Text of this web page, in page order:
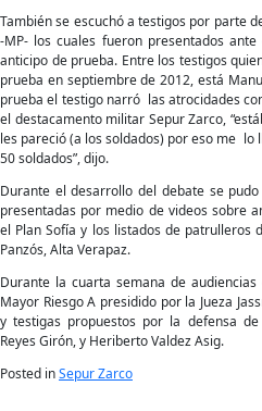
También se escuchó a testigos por parte
-MP- los cuales fueron presentados
anticipo de prueba. Entre los testigos
prueba en septiembre de 2012, está
prueba el testigo narró las atrocidades
el destacamento militar Sepur Zarco,
les pareció (a los soldados) por eso me
50 soldados”, dijo.
Durante el desarrollo del debate se
presentadas por medio de videos sobre
el Plan Sofía y los listados de patrulleros
Panzós, Alta Verapaz.
Durante la cuarta semana de
Mayor Riesgo A presidido por la Jueza
y testigas propuestos por la defensa
Reyes Girón, y Heriberto Valdez Asig.
Posted inSepur Zarco